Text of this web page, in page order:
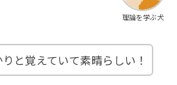
理論を学ぶ犬
と覚えていて素晴らしい！